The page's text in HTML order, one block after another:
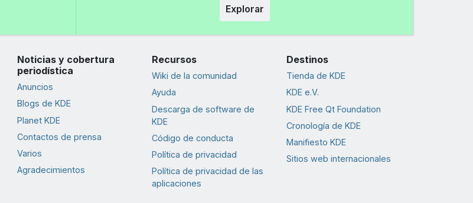
Explorar
Noticias y cobertura
periodística
Anuncios
Blogs de KDE
Planet KDE
Contactos de prensa
Varios
Agradecimientos
Recursos
Wiki de la comunidad
Ayuda
Descarga de software de
KDE
Código de conducta
Política de privacidad
Política de privacidad de las
aplicaciones
Destinos
Tienda de KDE
KDE e.V.
KDE Free Qt Foundation
Cronología de KDE
Manifiesto KDE
Sitios web internacionales